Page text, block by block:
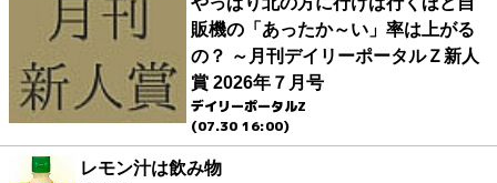
販機の「あったか～い」率は上がる
の？ ～月刊デイリーポータルＺ新人
賞 2026年７月号
デイリーポータルZ
(07.30 16:00)
レモン汁は飲み物